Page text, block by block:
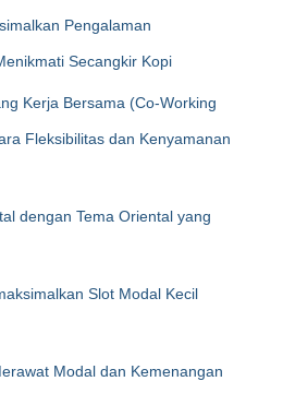
Pengalaman
Secangkir Kopi
Kerja Bersama (Co-Working
Fleksibilitas dan Kenyamanan
dengan Tema Oriental yang
Slot Modal Kecil
Modal dan Kemenangan